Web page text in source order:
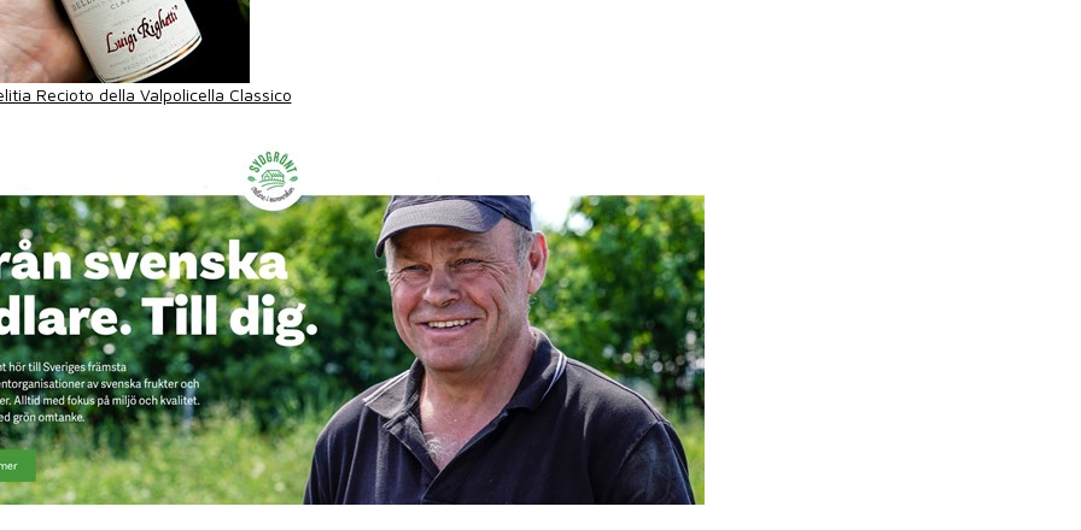
Recioto della Valpolicella Classico